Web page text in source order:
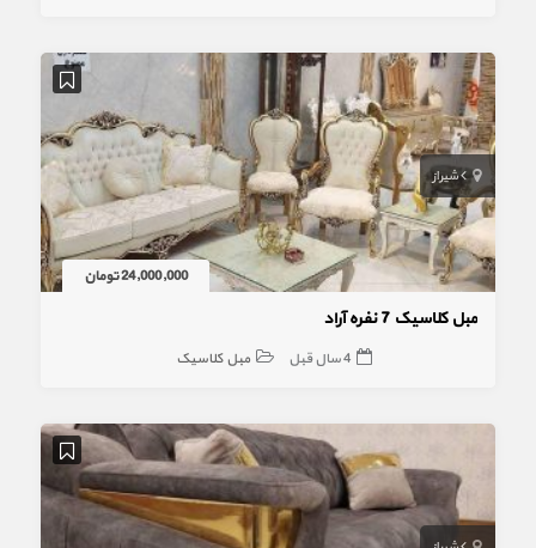
شیراز
24,000,000 تومان
مبل کلاسیک 7 نفره آراد
4 سال قبل مبل کلاسیک